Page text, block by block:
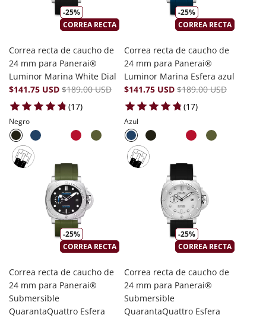
-25%
CORREA RECTA
Correa recta de caucho de
24 mm para Panerai®
Luminor Marina White Dial
$141.75 USD $189.00 USD
(17)17 total reviews
Negro
-25%
CORREA RECTA
Correa recta de caucho de
24 mm para Panerai®
Luminor Marina Esfera azul
$141.75 USD $189.00 USD
(17)17 total reviews
Azul
-25%
CORREA RECTA
Correa recta de caucho de
24 mm para Panerai®
Submersible
QuarantaQuattro Esfera
-25%
CORREA RECTA
Correa recta de caucho de
24 mm para Panerai®
Submersible
QuarantaQuattro Esfera